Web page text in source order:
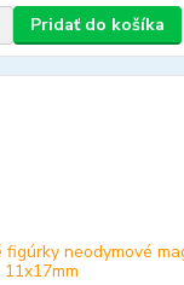
Pridať do košíka